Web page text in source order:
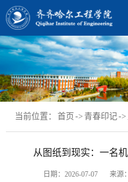
当前位置： 首页 -> 青春印记->
从图纸到现实：一名
日期：2026-07-07 来源